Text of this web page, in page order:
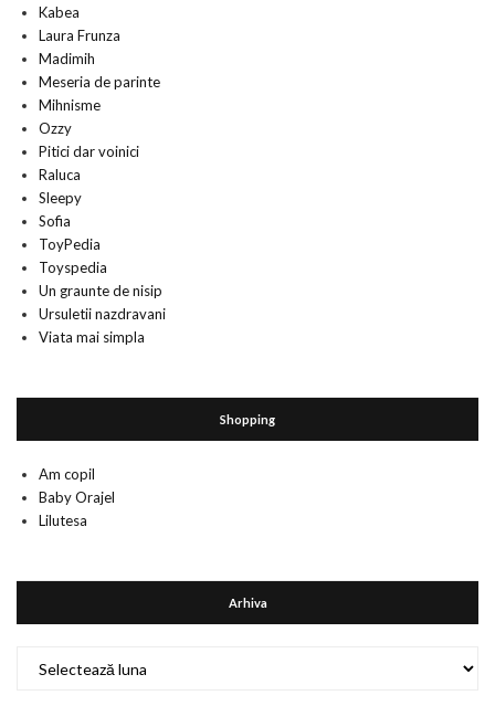
Kabea
Laura Frunza
Madimih
Meseria de parinte
Mihnisme
Ozzy
Pitici dar voinici
Raluca
Sleepy
Sofia
ToyPedia
Toyspedia
Un graunte de nisip
Ursuletii nazdravani
Viata mai simpla
Shopping
Am copil
Baby Orajel
Lilutesa
Arhiva